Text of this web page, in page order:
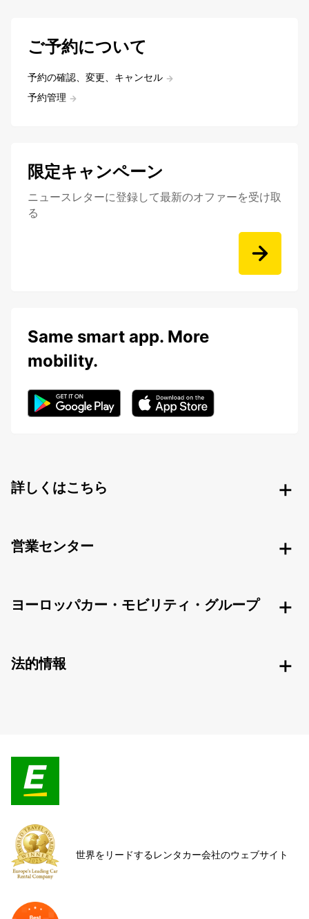
ご予約について
予約の確認、変更、キャンセル
予約管理
限定キャンペーン
ニュースレターに登録して最新のオファーを受け取
る
Same smart app. More
mobility.
詳しくはこちら
営業センター
ヨーロッパカー・モビリティ・グループ
法的情報
世界をリードするレンタカー会社のウェブサイト